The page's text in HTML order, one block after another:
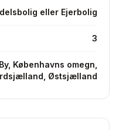
eller Ejerbolig
3
Københavns omegn,
Østsjælland